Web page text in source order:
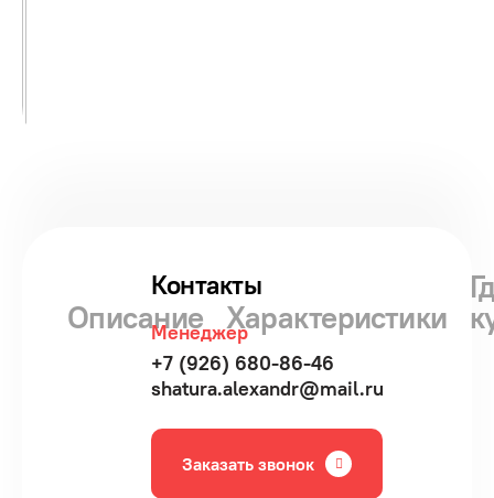
Описание Характеристики
Контакты
Менеджер
+7 (926) 680-86-46
shatura.alexandr@mail.ru
Заказать звонок